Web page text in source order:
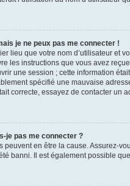
je ne peux pas me connecter !
lieu que votre nom d’utilisateur et
les instructions que vous avez
une session ; cette information
spécifié une mauvaise
correcte, essayez de contacter un
je pas me connecter ?
peuvent en être la cause. Assurez-
banni. Il est également possible